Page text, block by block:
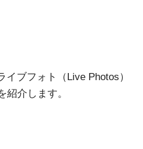
イブフォト（Live Photos）
紹介します。